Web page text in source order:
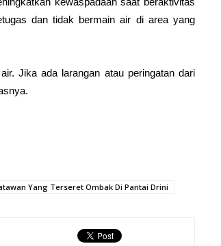
dan tidak bermain air di area yang
Jika ada larangan atau peringatan dari
Yang Terseret Ombak Di Pantai Drini